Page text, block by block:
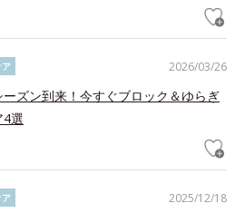
2026/03/26
ア
ーズン到来！今すぐブロック＆ゆらぎ
4選
2025/12/18
ア